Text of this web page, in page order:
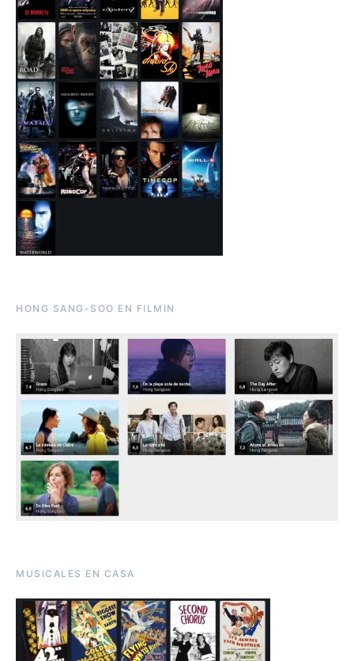
HONG SANG-SOO EN FILMIN
MUSICALES EN CASA